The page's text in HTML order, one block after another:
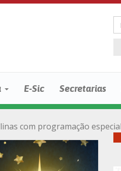
E-Sic Secretarias
com programação